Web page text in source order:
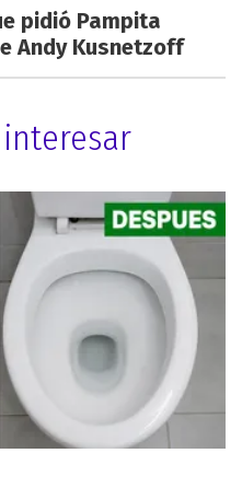
pidió Pampita
Andy Kusnetzoff